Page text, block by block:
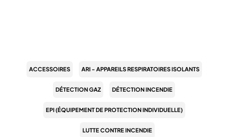
ACCESSOIRES ARI - APPAREILS RESPIRATOIRES ISOLANTS
DÉTECTION GAZ DÉTECTION INCENDIE
EPI (ÉQUIPEMENT DE PROTECTION INDIVIDUELLE)
LUTTE CONTRE INCENDIE